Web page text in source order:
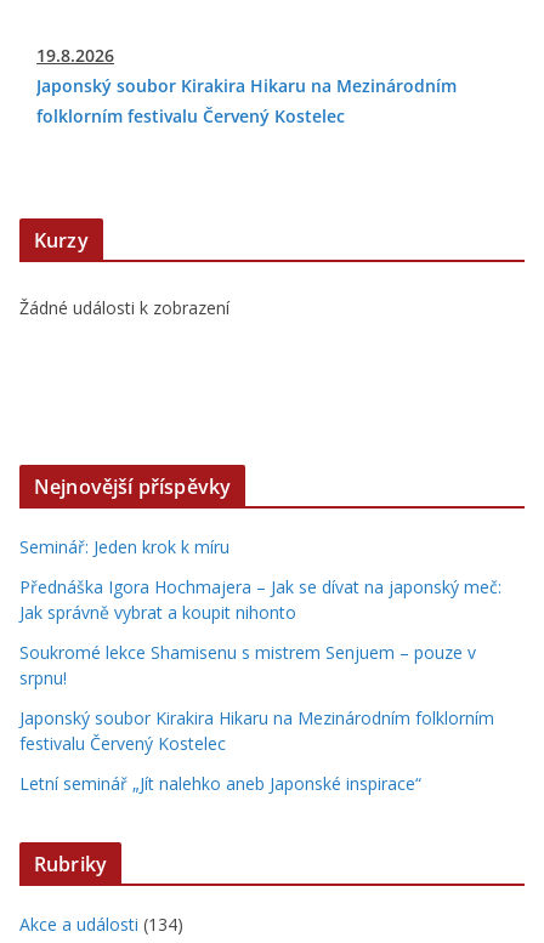
19.8.2026
Japonský soubor Kirakira Hikaru na Mezinárodním
folklorním festivalu Červený Kostelec
Kurzy
Žádné události k zobrazení
Nejnovější příspěvky
Seminář: Jeden krok k míru
Přednáška Igora Hochmajera – Jak se dívat na japonský meč:
Jak správně vybrat a koupit nihonto
Soukromé lekce Shamisenu s mistrem Senjuem – pouze v
srpnu!
Japonský soubor Kirakira Hikaru na Mezinárodním folklorním
festivalu Červený Kostelec
Letní seminář „Jít nalehko aneb Japonské inspirace“
Rubriky
Akce a události (134)